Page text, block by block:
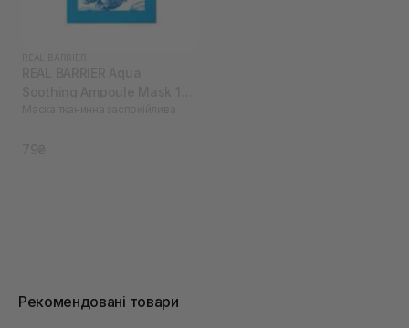
Рекомендовані товари